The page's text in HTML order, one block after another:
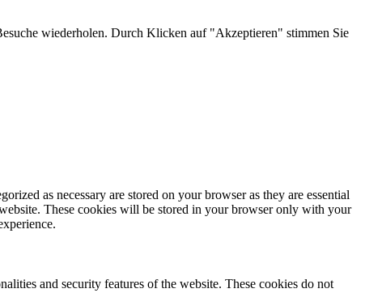
wiederholen. Durch Klicken auf "Akzeptieren" stimmen Sie
as necessary are stored on your browser as they are essential
These cookies will be stored in your browser only with your
and security features of the website. These cookies do not